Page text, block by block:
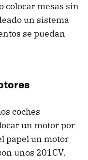
colocar mesas sin
un sistema
se puedan
coches
un motor por
papel un motor
unos 201CV.